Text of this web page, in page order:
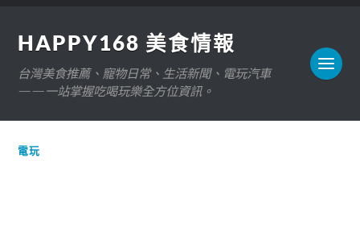
HAPPY168 美食情報
台灣美食推薦、寵物日常、生活新聞、電玩汽車
——一站掌握吃喝玩樂全方位資訊。
電玩